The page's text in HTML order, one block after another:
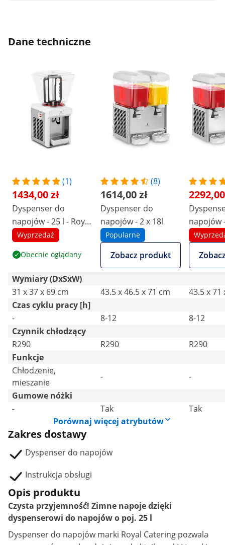
Dane techniczne
(1)
1434,00 zł
Dyspenser do
napojów - 25 l - Royal
Catering - system
Wyprzedaż
Obecnie oglądany
(8)
1614,00 zł
Dyspenser do
napojów - 2 x 18l
Popularne
Zobacz produkt
napojów
Wymiary (DxSxW)
31 x 37 x 69 cm
43.5 x 46.5 x 71 cm
43.5 x 71
Czas cyklu pracy [h]
-
8-12
8-12
Czynnik chłodzący
R290
R290
R290
Funkcje
Chłodzenie,
mieszanie
-
-
Gumowe nóżki
-
Tak
Tak
Porównaj więcej atrybutów
Zakres dostawy
Dyspenser do napojów
Instrukcja obsługi
Opis produktu
Czysta przyjemność! Zimne napoje dzięki
dyspenserowi do napojów o poj. 25 l
Dyspenser do napojówmarki Royal Catering pozwala